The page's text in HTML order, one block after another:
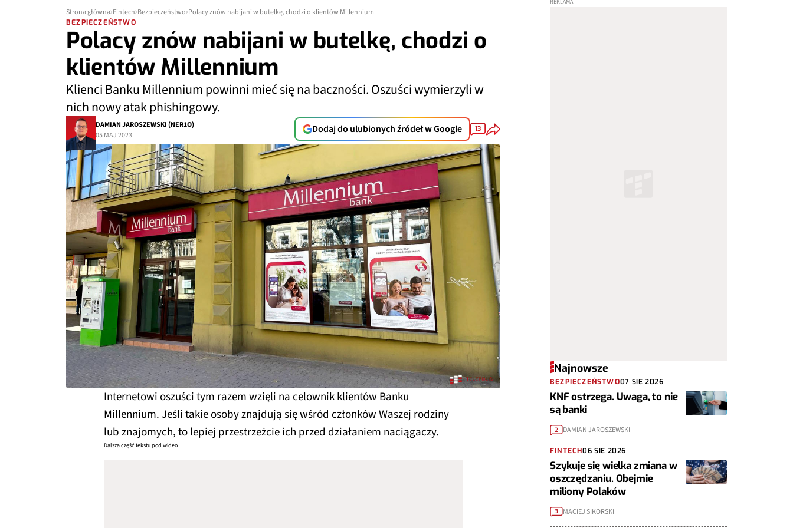
Strona główna Fintech Bezpieczeństwo Polacy znów nabijani w butelkę, chodzi o klientów Millennium
BEZPIECZEŃSTWO
Polacy znów nabijani w butelkę, chodzi o
klientów Millennium
Klienci Banku Millennium powinni mieć się na baczności. Oszuści wymierzyli w
nich nowy atak phishingowy.
DAMIAN JAROSZEWSKI (NER1O)
05 MAJ 2023
Dodaj do ulubionych źródeł w Google 13
Internetowi oszuści tym razem wzięli na celownik klientów Banku
Millennium. Jeśli takie osoby znajdują się wśród członków Waszej rodziny
lub znajomych, to lepiej przestrzeżcie ich przed działaniem naciągaczy.
Dalsza część tekstu pod wideo
Najnowsze
BEZPIECZEŃSTWO07 SIE 2026
KNF ostrzega. Uwaga, to nie
są banki
2 DAMIAN JAROSZEWSKI
FINTECH06 SIE 2026
Szykuje się wielka zmiana w
oszczędzaniu. Obejmie
miliony Polaków
3 MACIEJ SIKORSKI